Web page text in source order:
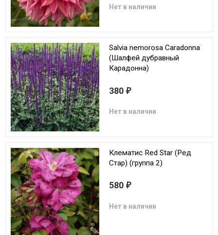
Нет в наличии
Salvia nemorosa Caradonna
(Шалфей дубравный
Карадонна)
380 ₽
Нет в наличии
Клематис Red Star (Ред
Стар) (группа 2)
580 ₽
Нет в наличии